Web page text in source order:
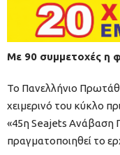
Με 90 συμμετοχές η
Το Πανελλήνιο
χειμερινό του κύκλο
«45η Seajets Ανάβαση
πραγματοποιηθεί το